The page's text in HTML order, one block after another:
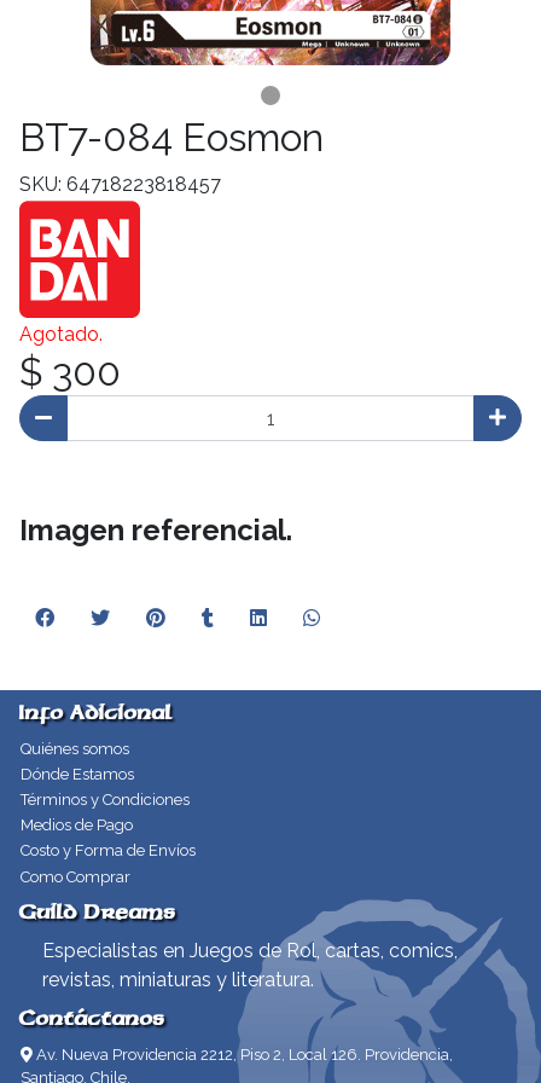
BT7-084 Eosmon
SKU: 64718223818457
Agotado.
$ 300
Imagen referencial.
Info Adicional
Quiénes somos
Dónde Estamos
Términos y Condiciones
Medios de Pago
Costo y Forma de Envíos
Como Comprar
Guild Dreams
Especialistas en Juegos de Rol, cartas, comics,
revistas, miniaturas y literatura.
Contáctanos
Av. Nueva Providencia 2212, Piso 2, Local 126. Providencia,
Santiago, Chile.